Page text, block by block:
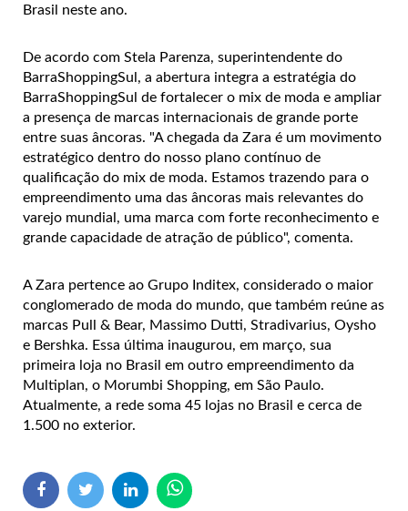
Brasil neste ano.
De acordo com Stela Parenza, superintendente do
BarraShoppingSul, a abertura integra a estratégia do
BarraShoppingSul de fortalecer o mix de moda e ampliar
a presença de marcas internacionais de grande porte
entre suas âncoras. "A chegada da Zara é um movimento
estratégico dentro do nosso plano contínuo de
qualificação do mix de moda. Estamos trazendo para o
empreendimento uma das âncoras mais relevantes do
varejo mundial, uma marca com forte reconhecimento e
grande capacidade de atração de público", comenta.
A Zara pertence ao Grupo Inditex, considerado o maior
conglomerado de moda do mundo, que também reúne as
marcas Pull & Bear, Massimo Dutti, Stradivarius, Oysho
e Bershka. Essa última inaugurou, em março, sua
primeira loja no Brasil em outro empreendimento da
Multiplan, o Morumbi Shopping, em São Paulo.
Atualmente, a rede soma 45 lojas no Brasil e cerca de
1.500 no exterior.